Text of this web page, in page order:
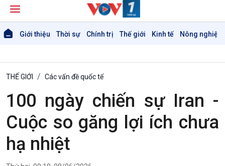
Giới thiệu Thời sự Chính trị Thế giới Kinh tế Nông nghiệp
Giới thiệu
THẾ GIỚI Các vấn đề quốc tế
100 ngày chiến sự Iran -
Cuộc so găng lợi ích chưa
hạ nhiệt